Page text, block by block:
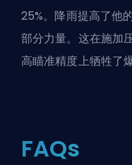
25%。降雨提高了他
部分力量。这在施加
高瞄准精度上牺牲了
FAQs